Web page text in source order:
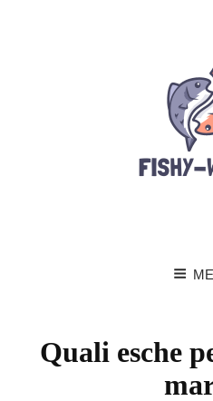
Quali esche